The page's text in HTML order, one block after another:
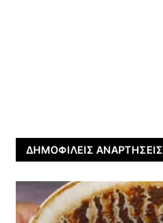
ΔΗΜΟΦΙΛΕΊΣ ΑΝΑΡΤΉΣΕΙΣ